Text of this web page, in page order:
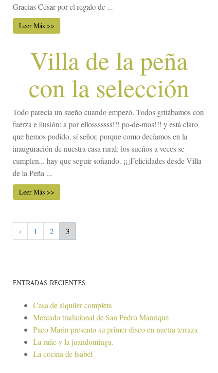
Gracias César por el regalo de ...
Leer Más >>
Villa de la peña
con la selección
Todo parecía un sueño cuando empezó. Todos gritábamos con
fuerza e ilusión: a por ellosssssss!!! po-de-mos!!! y está claro
que hemos podido, sí señor, porque como decíamos en la
inauguración de nuestra casa rural: los sueños a veces se
cumplen... hay que seguir soñando. ¡¡¡Felicidades desde Villa
de la Peña ...
Leer Más >>
‹ 1 2 3
ENTRADAS RECIENTES
Casa de alquiler completa
Mercado tradicional de San Pedro Manrique
Paco Marin presento su primer disco en nuetra terraza
La rañe y la juandominga.
La cocina de Isabel